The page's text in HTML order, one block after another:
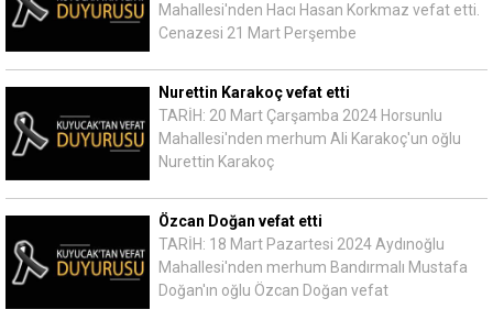
Mahallesi'nden Hacı Hasan Korkmaz vefat etti.
Cenazesi 21 Mart Perşembe
Nurettin Karakoç vefat etti
TARİH: 20 Mart Çarşamba 2024 Horsunlu
Mahallesi'nden merhum Ali Karakoç'un oğlu
Nurettin Karakoç
Özcan Doğan vefat etti
TARİH: 18 Mart Pazartesi 2024 Aydınoğlu
Mahallesi'nden merhum Bandırmalı Mustafa
Doğan'ın oğlu Özcan Doğan vefat